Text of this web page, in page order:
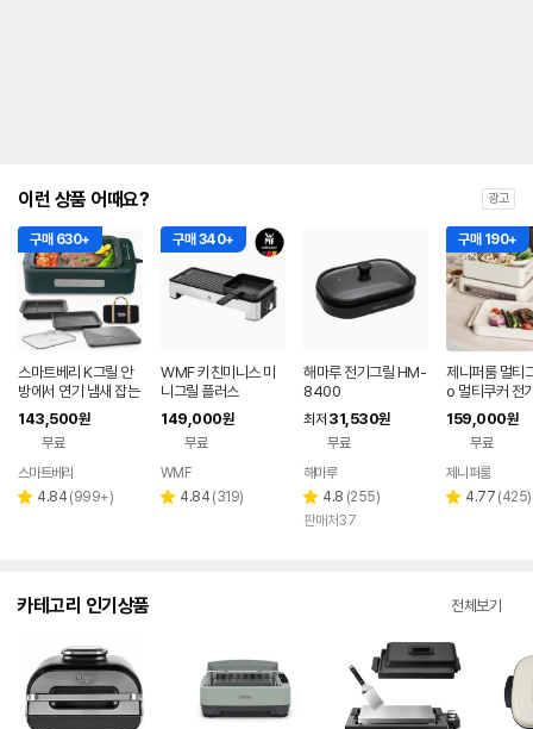
이런 상품 어때요? 광고
구매 630+
스마트베리 K그릴 안
방에서 연기 냄새 잡는
가정용 대형 전기그릴
만능요리 짬짜팬 대형
전골팬
143,500원
무료
페이
스마트베리
별 4.84 리
(999+)
구매 340+
WMF 키친미니스 미
니그릴 플러스
149,000원
무료
WMF
별 4.84 리
(319)
해마루 전기그릴 HM-
8400
최저 31,530원
무료
해마루
별
점
4.8 리
뷰
(255)
판매처37
구매 190+
제니퍼룸 멀티
o 멀티쿠커 전
가정용 캠핑용
2in1 올인원
159,000원
무료
제니퍼룸
별 4.77 리
(425)
카테고리 인기상품 전체보기